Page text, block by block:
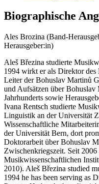
Biographische
Ales Brozina (Band-
Herausgeber:in)
Aleš Březina studierte
1994 wirkt er als Direktor
Leiter der Bohuslav Martinů
und Aufsätzen über
Jahrhunderts sowie
Ivana Rentsch studierte
Linguistik an der Universität
Wissenschaftliche
der Universität Bern, dort
Doktorarbeit über Bohuslav
Zwischenkriegszeit. Seit
Musikwissenschaftlichen
2010). Aleš Březina studied
1994 he has been serving as